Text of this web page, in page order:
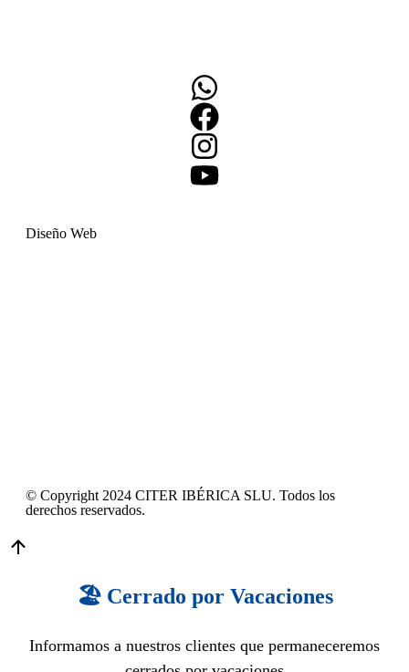
© Copyright 2024 CITER IBÉRICA SLU. Todos los
derechos reservados.
Diseño Web
🏖️ Cerrado por Vacaciones
Informamos a nuestros clientes que permaneceremos